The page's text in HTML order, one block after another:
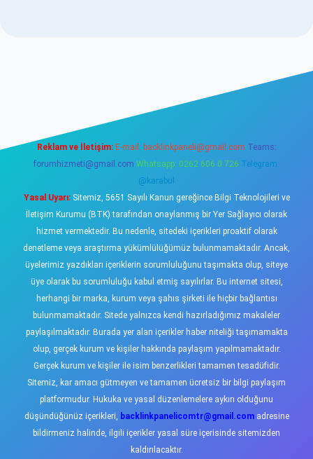
Reklam ve İletişim: E-mail: backlinkpaneli@gmail.com Teams:
forumhizmeti@gmail.com Whatsapp: 0262 606 0 726 Telegram:
@karabul
Yasal Uyarı:Sitemiz, 5651 Sayılı Kanun gereğince Bilgi Teknolojileri ve
İletişim Kurumu (BTK) tarafından onaylanmış bir Yer Sağlayıcı olarak
hizmet vermektedir. Bu nedenle, sitedeki içerikleri proaktif olarak
denetleme veya araştırma yükümlülüğümüz bulunmamaktadır. Ancak,
üyelerimiz yazdıkları içeriklerin sorumluluğunu taşımakta olup, siteye
üye olarak bu sorumluluğu kabul etmiş sayılırlar. Bu internet sitesi,
herhangi bir marka, kurum veya şahıs şirketi ile hiçbir bağlantısı
bulunmamaktadır. Sitede yalnızca kendi hazırladığımız makaleler
paylaşılmaktadır. Burada yer alan içerikler haber niteliği taşımamakta
olup, gerçek kurum ve kişiler hakkında paylaşım yapılmamaktadır.
Gerçek kurum ve kişiler ile isim benzerlikleri tamamen tesadüfidir.
Sitemiz, kar amacı gütmeyen ve tamamen ücretsiz bir bilgi paylaşım
platformudur. Hukuka ve yasal düzenlemelere aykırı olduğunu
düşündüğünüz içerikleri, backlinkpanelicomtr@gmail.comadresine
bildirmeniz halinde, ilgili içerikler yasal süre içerisinde sitemizden
kaldırılacaktır.